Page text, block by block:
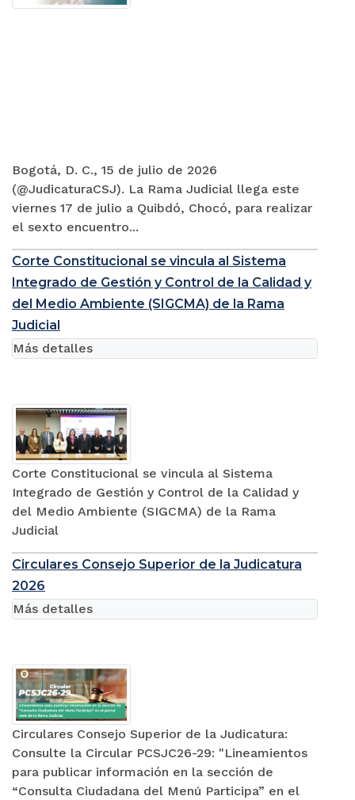
Bogotá, D. C., 15 de julio de 2026
(@JudicaturaCSJ). La Rama Judicial llega este
viernes 17 de julio a Quibdó, Chocó, para realizar
el sexto encuentro...
Corte Constitucional se vincula al Sistema
Integrado de Gestión y Control de la Calidad y
del Medio Ambiente (SIGCMA) de la Rama
Judicial
Corte Constitucional se vincula al Sistema
Integrado de Gestión y Control de la Calidad y
del Medio Ambiente (SIGCMA) de la Rama
Judicial
Más detalles
Circulares Consejo Superior de la Judicatura
2026
Circulares Consejo Superior de la Judicatura:
Consulte la Circular PCSJC26-29: "Lineamientos
para publicar información en la sección de
“Consulta Ciudadana del Menú Participa” en el
Más detalles